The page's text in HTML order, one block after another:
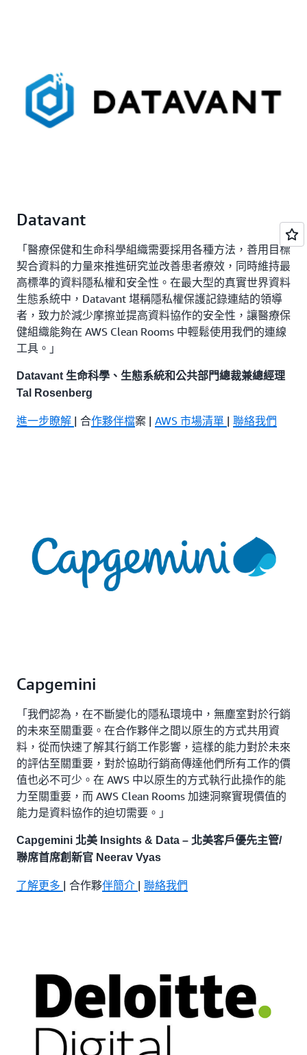
Datavant
「醫療保健和生命科學組織需要採用各種方法，善用目標
契合資料的力量來推進研究並改善患者療效，同時維持最
高標準的資料隱私權和安全性。在最大型的真實世界資料
生態系統中，Datavant 堪稱隱私權保護記錄連結的領導
者，致力於減少摩擦並提高資料協作的安全性，讓醫療保
健組織能夠在 AWS Clean Rooms 中輕鬆使用我們的連線
工具。」
Datavant 生命科學、生態系統和公共部門總裁兼總經理
Tal Rosenberg
進一步瞭解 | 合作夥伴檔案 | AWS 市場清單 | 聯絡我們
Capgemini
「我們認為，在不斷變化的隱私環境中，無塵室對於行銷
的未來至關重要。在合作夥伴之間以原生的方式共用資
料，從而快速了解其行銷工作影響，這樣的能力對於未來
的評估至關重要，對於協助行銷商傳達他們所有工作的價
值也必不可少。在 AWS 中以原生的方式執行此操作的能
力至關重要，而 AWS Clean Rooms 加速洞察實現價值的
能力是資料協作的迫切需要。」
Capgemini 北美 Insights & Data – 北美客戶優先主管/
聯席首席創新官 Neerav Vyas
了解更多 | 合作夥伴簡介 | 聯絡我們